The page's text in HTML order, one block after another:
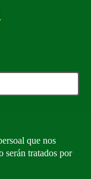
que nos
serán tratados por